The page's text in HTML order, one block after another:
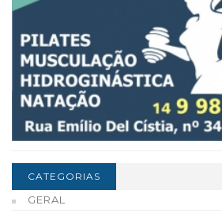
CATEGORIAS
GERAL